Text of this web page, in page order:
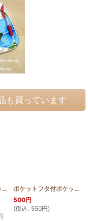
も買っています
[
【色お任せ500円引き】フタ付簡単ミニポーチ プルメリア
ポケットフタ付ポケットティッシュケース ティアレ
500円
(税込 : 550円)